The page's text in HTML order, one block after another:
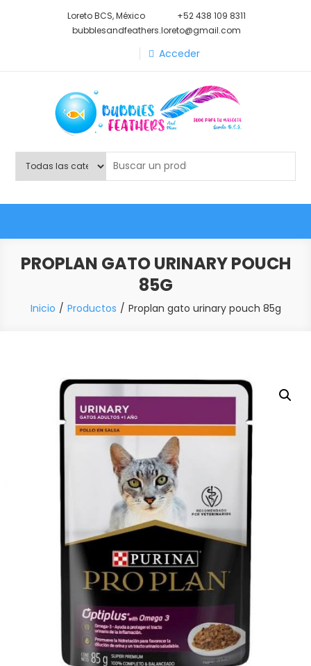
Loreto BCS, México
+52 438 109 8311
bubblesandfeathers.loreto@gmail.com
Acceder
Shop Bubbles Feathers And
More
PROPLAN GATO URINARY POUCH
85G
Inicio Productos Proplan gato urinary pouch 85g